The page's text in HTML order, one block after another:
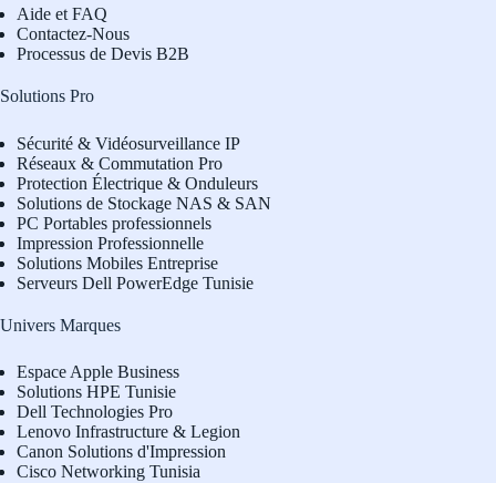
Aide et FAQ
Contactez-Nous
Processus de Devis B2B
Solutions Pro
Sécurité & Vidéosurveillance IP
Réseaux & Commutation Pro
Protection Électrique & Onduleurs
Solutions de Stockage NAS & SAN
PC Portables professionnels
Impression Professionnelle
Solutions Mobiles Entreprise
Serveurs Dell PowerEdge Tunisie
Univers Marques
Espace Apple Business
Solutions HPE Tunisie
Dell Technologies Pro
Lenovo Infrastructure & Legion
Canon Solutions d'Impression
Cisco Networking Tunisia